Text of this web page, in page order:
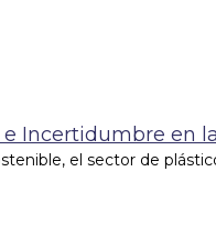
Incertidumbre en
el sector de